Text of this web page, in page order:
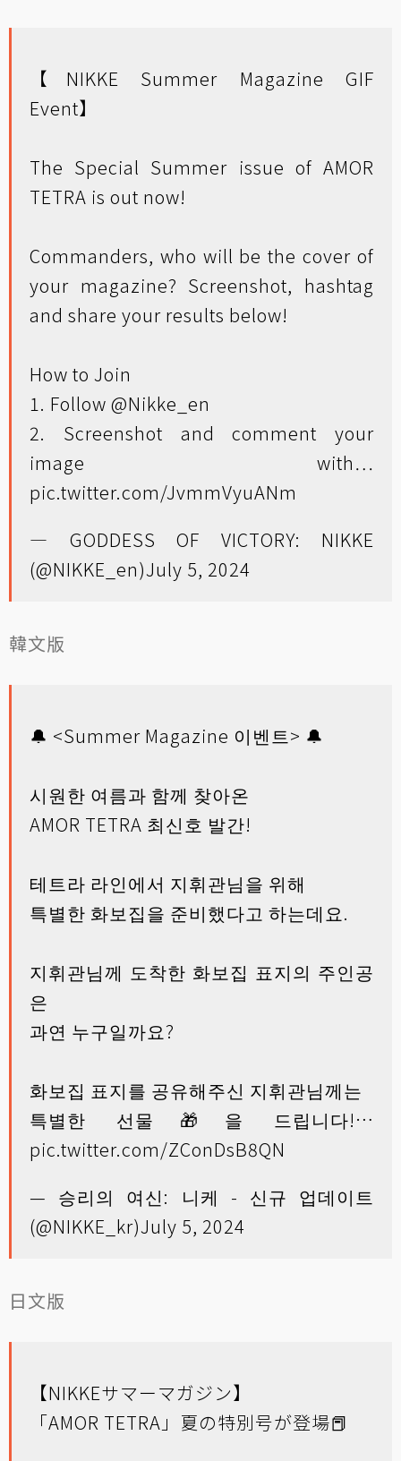
【NIKKE Summer Magazine GIF
Event】
The Special Summer issue of AMOR
TETRA is out now!
Commanders, who will be the cover of
your magazine? Screenshot, hashtag
and share your results below!
How to Join
1. Follow @Nikke_en
2. Screenshot and comment your
image with…
pic.twitter.com/JvmmVyuANm
— GODDESS OF VICTORY: NIKKE
(@NIKKE_en)July 5, 2024
韓文版
🔔 <Summer Magazine 이벤트> 🔔
시원한 여름과 함께 찾아온
AMOR TETRA 최신호 발간!
테트라 라인에서 지휘관님을 위해
특별한 화보집을 준비했다고 하는데요.
지휘관님께 도착한 화보집 표지의 주인공
은
과연 누구일까요?
화보집 표지를 공유해주신 지휘관님께는
특별한 선물🎁을 드립니다!…
pic.twitter.com/ZConDsB8QN
— 승리의 여신: 니케 - 신규 업데이트
(@NIKKE_kr)July 5, 2024
日文版
【NIKKEサマーマガジン】
「AMOR TETRA」夏の特別号が登場📕